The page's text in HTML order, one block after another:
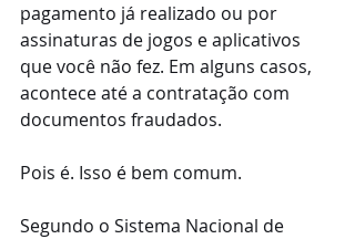
pagamento já realizado ou por
assinaturas de jogos e aplicativos
que você não fez. Em alguns casos,
acontece até a contratação com
documentos fraudados.
Pois é. Isso é bem comum.
Segundo o Sistema Nacional de